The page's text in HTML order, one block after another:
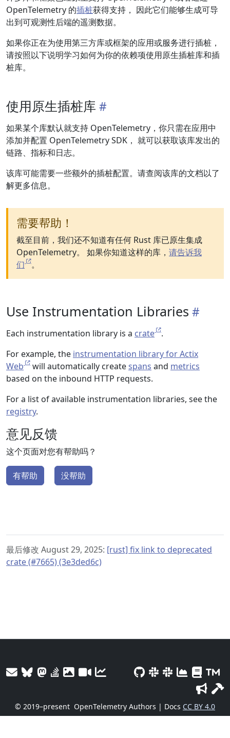
OpenTelemetry 的插桩获得支持， 因此它们能够生成可导
出到可观测性后端的遥测数据。
如果你正在为使用第三方库或框架的应用或服务进行插桩，
请按照以下说明学习如何为你的依赖项使用原生插桩库和插
桩库。
使用原生插桩库
如果某个库默认就支持 OpenTelemetry，你只需在应用中
添加并配置 OpenTelemetry SDK， 就可以获取该库发出的
链路、指标和日志。
该库可能需要一些额外的插桩配置。请查阅该库的文档以了
解更多信息。
需要帮助！
截至目前，我们还不知道有任何 Rust 库已原生集成
OpenTelemetry。 如果你知道这样的库， 请告诉我
们
。
Use Instrumentation Libraries
Each instrumentation library is a crate
.
For example, the instrumentation library for Actix
Web
will automatically createspans and metrics
based on the inbound HTTP requests.
For a list of available instrumentation libraries, see the
registry.
意见反馈
这个页面对您有帮助吗？
有帮助 没帮助
最后修改 August 29, 2025: [rust] fix link to deprecated
crate (#7665) (3e3ded6c)
© 2019–present OpenTelemetry Authors | Docs CC BY 4.0